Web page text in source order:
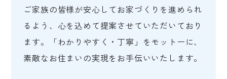
ご家族の皆様が安心してお家づくりを進められ
るよう、心を込めて提案させていただいており
ます。「わかりやすく・丁寧」をモットーに、
素敵なお住まいの実現をお手伝いいたします。